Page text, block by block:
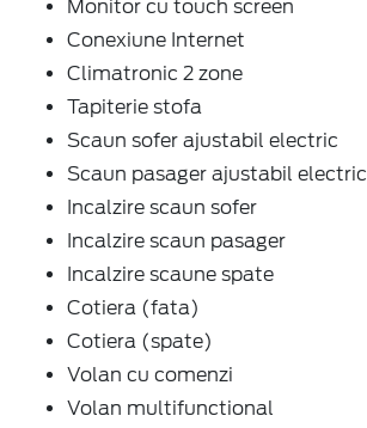
Monitor cu touch screen
Conexiune Internet
Climatronic 2 zone
Tapiterie stofa
Scaun sofer ajustabil electric
Scaun pasager ajustabil electric
Incalzire scaun sofer
Incalzire scaun pasager
Incalzire scaune spate
Cotiera (fata)
Cotiera (spate)
Volan cu comenzi
Volan multifunctional